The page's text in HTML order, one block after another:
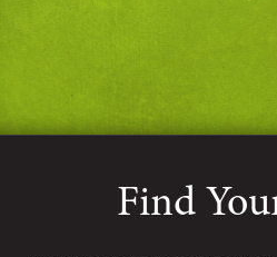
Find